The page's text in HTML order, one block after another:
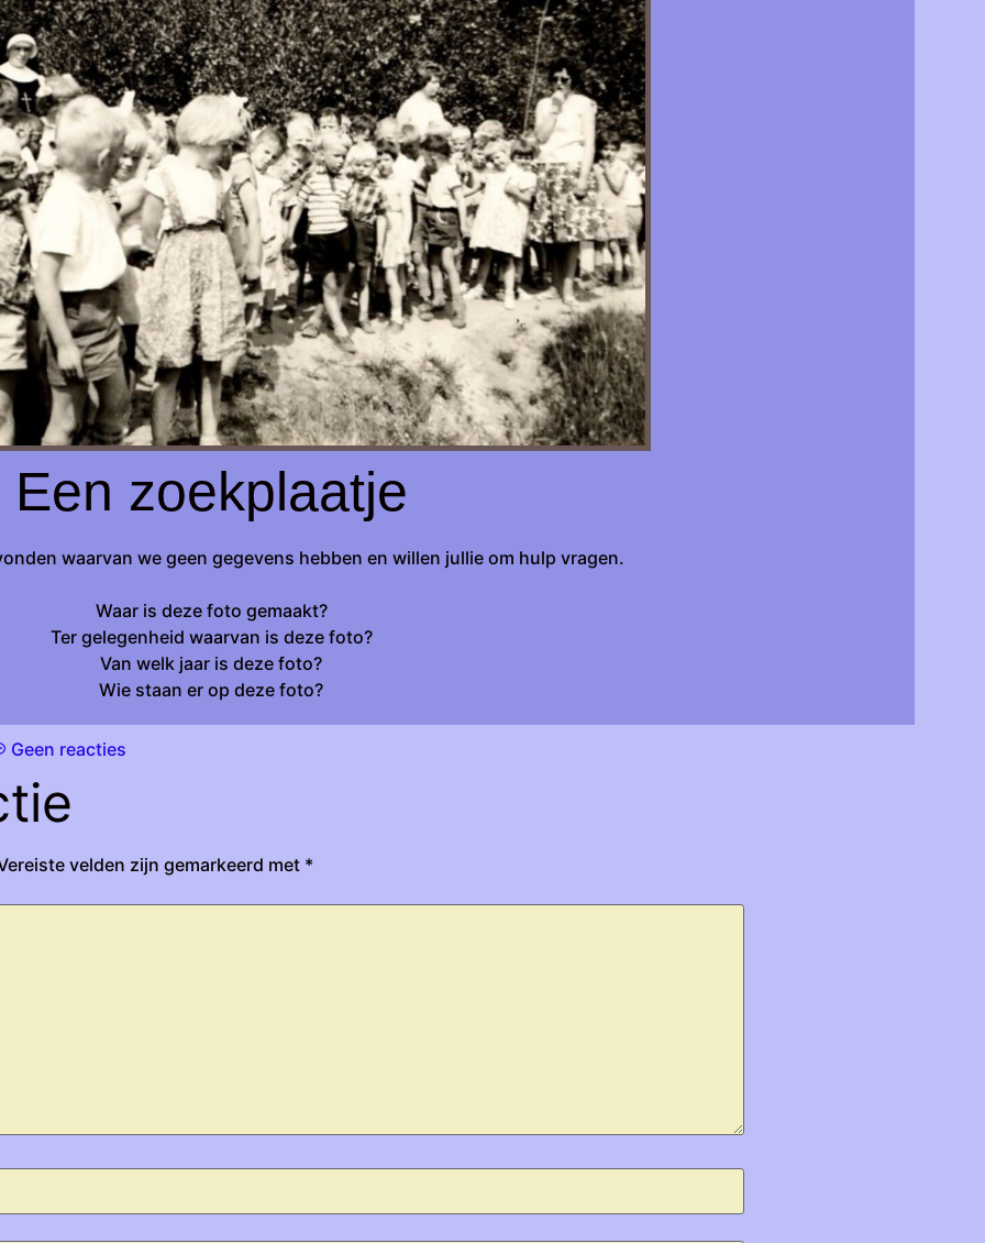
Een zoekplaatje
waarvan we geen gegevens hebben en willen jullie om hulp vragen.
Waar is deze foto gemaakt?
Ter gelegenheid waarvan is deze foto?
Van welk jaar is deze foto?
Wie staan er op deze foto?
Geen reacties
velden zijn gemarkeerd met *